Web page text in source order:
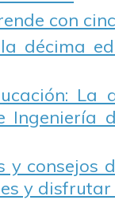
con
décima
La
Ingeniería
y consejos
y disfrutar